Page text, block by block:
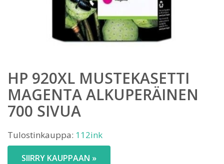
HP 920XL MUSTEKASETTI
MAGENTA ALKUPERÄINEN
700 SIVUA
Tulostinkauppa: 112ink
SIIRRY KAUPPAAN »